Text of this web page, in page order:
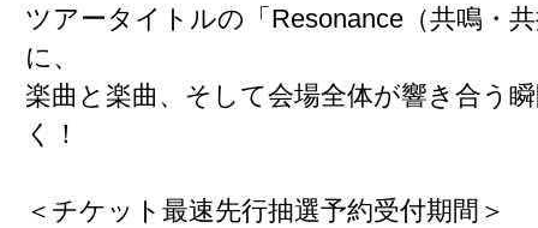
ツアータイトルの「Resonance（共鳴・
に、
楽曲と楽曲、そして会場全体が響き合う
く！
＜チケット最速先行抽選予約受付期間＞